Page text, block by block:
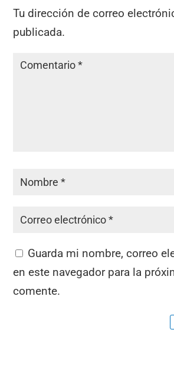
Tu dirección de correo
publicada.
Guarda mi nombre, correo
en este navegador para la
comente.